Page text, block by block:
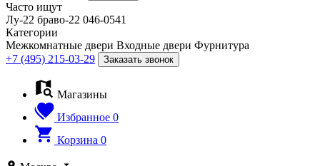
Часто ищут
Лу-22 браво-22 046-0541
Категории
Межкомнатные двери Входные двери Фурнитура
+7 (495) 215-03-29
Заказать звонок
Магазины
Избранное 0
Корзина 0